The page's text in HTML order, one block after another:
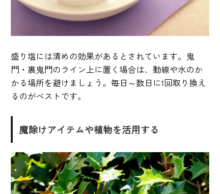
盛り塩には清めの効果があるとされています。鬼
門・裏鬼門のライン上に置く場合は、動線や水のか
かる場所を避けましょう。毎日～数日に1回取り換え
るのがベストです。
魔除けアイテムや植物を活用する